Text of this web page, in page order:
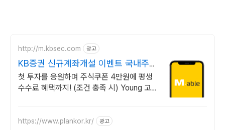
http://m.kbsec.com 광고
KB증권 신규계좌개설 이벤트 국내주
식쿠폰 최대 5만원
첫 투자를 응원하며 주식쿠폰 4만원에 평생
수수료 혜택까지! (조건 충족 시) Young 고
https://www.plankor.kr/ 광고